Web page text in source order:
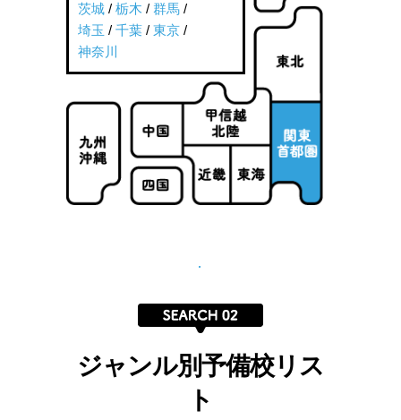
茨城 / 栃木 / 群馬 /
埼玉 / 千葉 / 東京 /
神奈川
ジャンル別予備校リス
ト